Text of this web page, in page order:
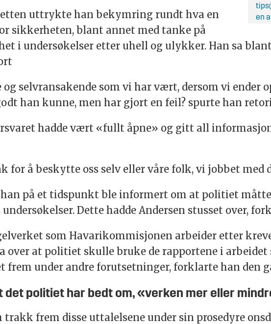
en
uttrykte han bekymring rundt hva en
sikkerheten, blant annet med tanke på
i undersøkelser etter uhell og ulykker. Han sa
selvransakende som vi har vært, dersom vi ender
han kunne, men har gjort en feil? spurte han
hadde vært «fullt åpne» og gitt all
for å beskytte oss selv eller våre folk, vi jobbet med
på et tidspunkt ble informert om at politiet
Dette hadde Andersen stusset over,
som Havarikommisjonen arbeider etter
over at politiet skulle bruke de rapportene i
frem under andre forutsetninger, forklarte han den
politiet har bedt om, «verken mer eller
trakk frem disse uttalelsene under sin prosedyre